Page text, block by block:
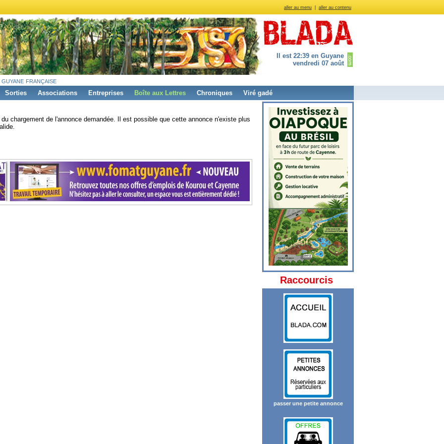
aller au menu aller au contenu
Il est 22:39 en Guyane
vendredi 07 août
française
Sorties Associations Entreprises Boîte aux Lettres Chroniques Viré gadé
chargement de l'annonce demandée. Il est possible que cette annonce n'existe plus
Raccourcis
passer une petite annonce